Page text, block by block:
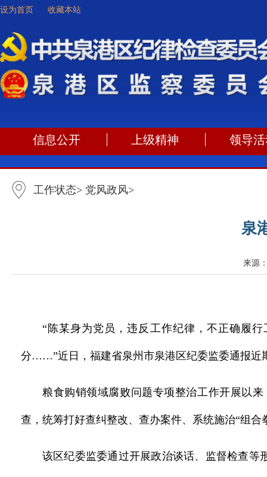
设为首页 收藏本站
信息公开 上级精神 领导
工作状态> 党风政风>
泉
来源
“陈某身为党员，违反工作纪律，不正确履
分……”近日，福建省泉州市泉港区纪委监委通报近
粮食购销领域腐败问题专项整治工作开展以
查，统筹打好查纠整改、查办案件、系统施治“组
该区纪委监委通过开展政治谈话、监督检查等